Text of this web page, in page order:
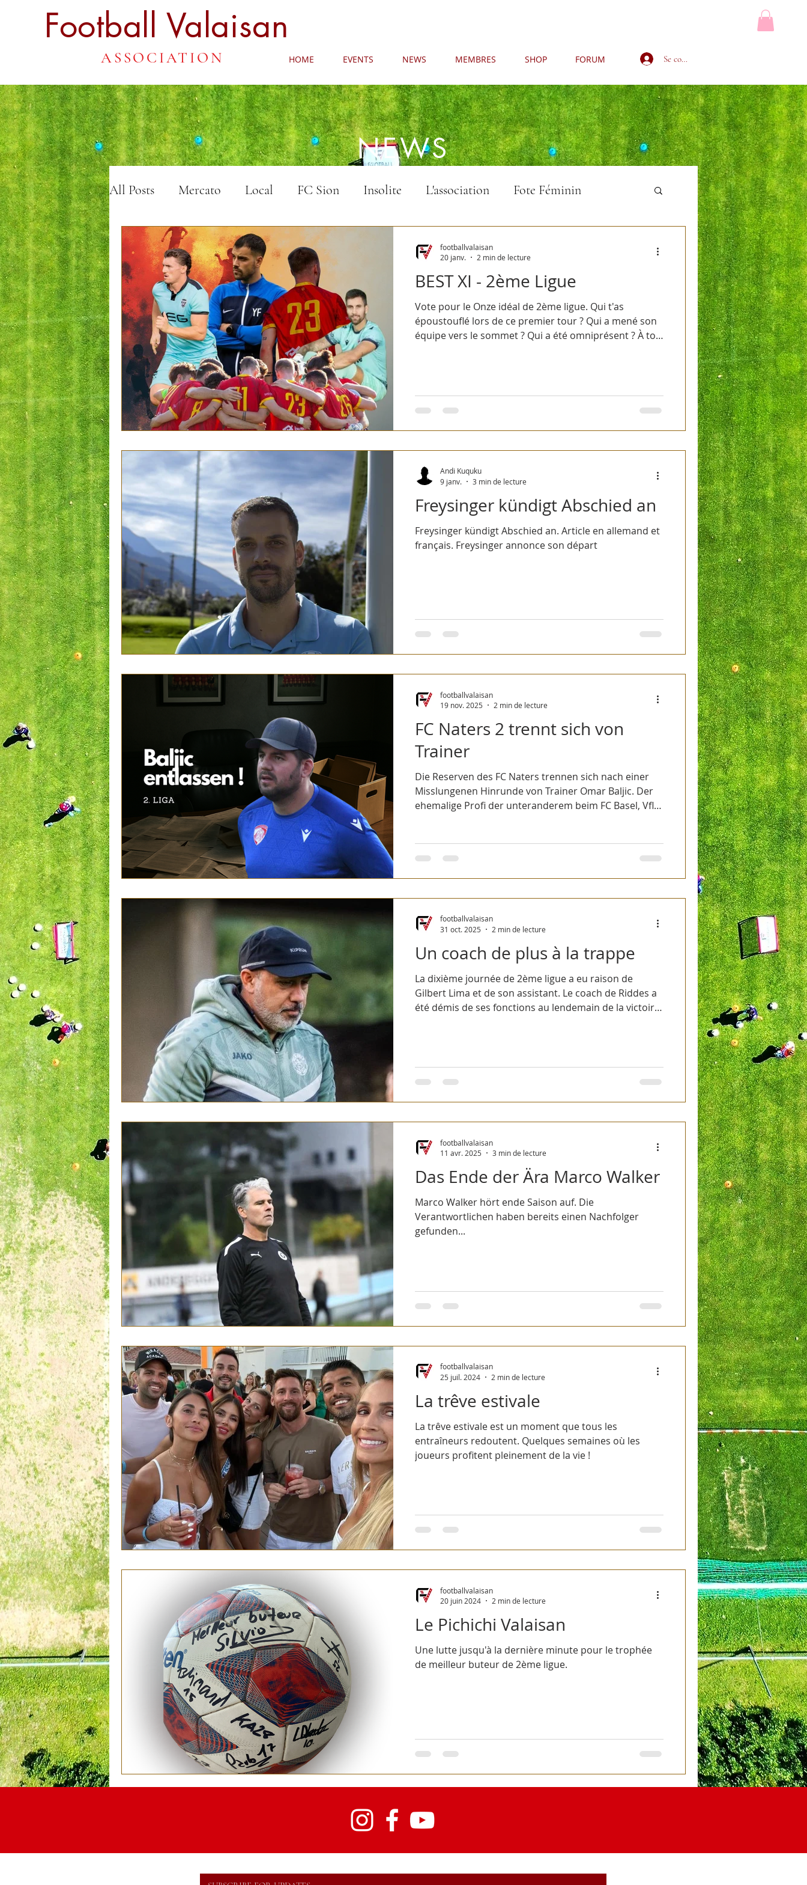
Football Valaisan
ASSOCIATION HOME EVENTS NEWS MEMBRES SHOP FORUM Se connecter
NEWS
All Posts Mercato Local FC Sion Insolite L'association Fote Féminin
BEST XI - 2ème Ligue
Vote pour le Onze idéal de 2ème ligue. Qui t'as
époustouflé lors de ce premier tour ? Qui a mené son
équipe vers le sommet ? Qui a été omniprésent ? À toi
footballvalaisan
20 janv.
2 min de lecture
Freysinger kündigt Abschied an
Freysinger kündigt Abschied an. Article en allemand et
français. Freysinger annonce son départ
Andi Kuquku
9 janv.
3 min de lecture
FC Naters 2 trennt sich von
Trainer
Die Reserven des FC Naters trennen sich nach einer
Misslungenen Hinrunde von Trainer Omar Baljic. Der
ehemalige Profi der unteranderem beim FC Basel, Vfl
footballvalaisan
19 nov. 2025
2 min de lecture
Un coach de plus à la trappe
La dixième journée de 2ème ligue a eu raison de
Gilbert Lima et de son assistant. Le coach de Riddes a
été démis de ses fonctions au lendemain de la victoire
footballvalaisan
31 oct. 2025
2 min de lecture
Das Ende der Ära Marco Walker
Marco Walker hört ende Saison auf. Die
Verantwortlichen haben bereits einen Nachfolger
gefunden...
footballvalaisan
11 avr. 2025
3 min de lecture
La trêve estivale
La trêve estivale est un moment que tous les
entraîneurs redoutent. Quelques semaines où les
joueurs profitent pleinement de la vie !
footballvalaisan
25 juil. 2024
2 min de lecture
Le Pichichi Valaisan
Une lutte jusqu'à la dernière minute pour le trophée
de meilleur buteur de 2ème ligue.
footballvalaisan
20 juin 2024
2 min de lecture